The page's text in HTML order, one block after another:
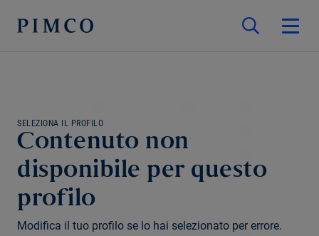
SELEZIONA IL PROFILO
Contenuto non
disponibile per questo
profilo
Modifica il tuo profilo se lo hai selezionato per errore.